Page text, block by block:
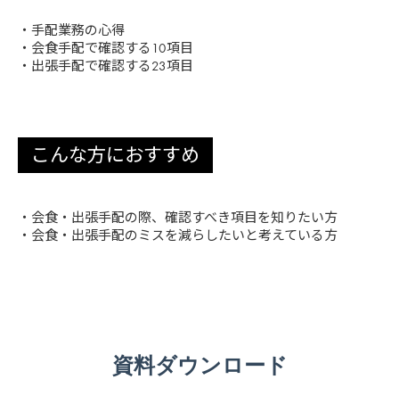
・手配業務の心得
・会食手配で確認する10項目
・出張手配で確認する23項目
こんな方におすすめ
・会食・出張手配の際、確認すべき項目を知りたい方
・会食・出張手配のミスを減らしたいと考えている方